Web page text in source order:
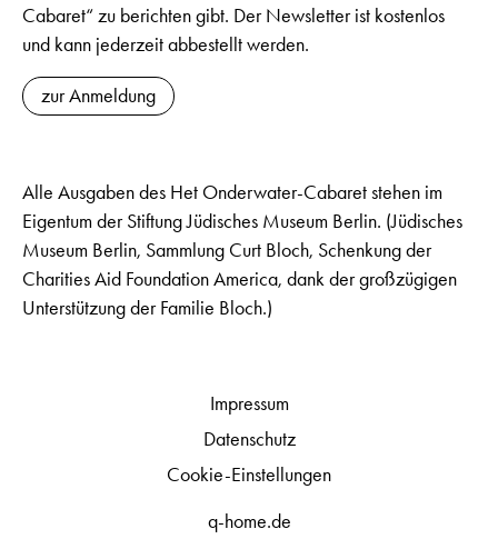
Cabaret“ zu berichten gibt. Der Newsletter ist kostenlos
und kann jederzeit abbestellt werden.
zur Anmeldung
Alle Ausgaben des Het Onderwater-Cabaret stehen im
Eigentum der Stiftung Jüdisches Museum Berlin. (Jüdisches
Museum Berlin, Sammlung Curt Bloch, Schenkung der
Charities Aid Foundation America, dank der großzügigen
Unterstützung der Familie Bloch.)
q-home.de
Impressum
Datenschutz
Cookie-Einstellungen